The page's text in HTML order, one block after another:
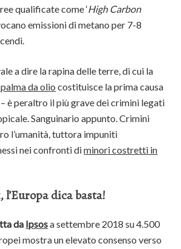
qualificate come ‘High Carbon
emissioni di metano per 7-8
a dire la rapina delle terre, di cui la
da olio costituisce la prima causa
è peraltro il più grave dei crimini legati
Sanguinario appunto. Crimini
l’umanità, tuttora impuniti
nei confronti diminori costretti in
dica basta!
da Ipsosa settembre 2018 su 4.500
mostra un elevato consenso verso